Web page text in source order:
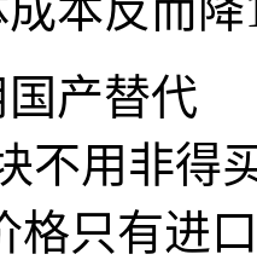
产替代
不用非得
格只有进